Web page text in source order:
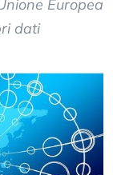
Europea
dati